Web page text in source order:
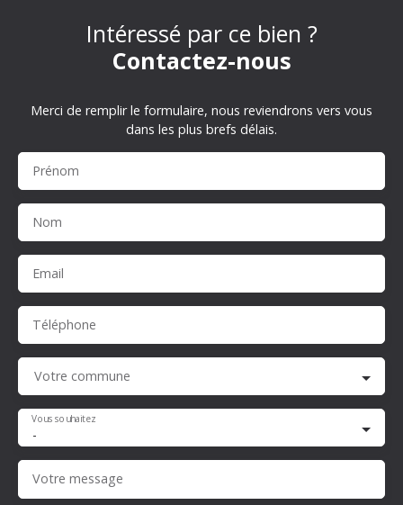
Intéressé par ce bien ?
Contactez-nous
Merci de remplir le formulaire, nous reviendrons vers vous
dans les plus brefs délais.
Prénom
Nom
Email
Téléphone
Votre commune
-
Vous souhaitez
Votre message